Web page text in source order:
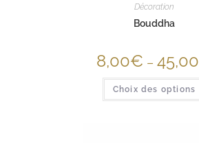
Décoration
Bouddha
8,00€ – 45,00
Choix des options